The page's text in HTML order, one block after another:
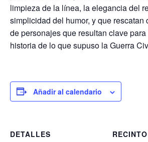
limpieza de la línea, la elegancia del
simplicidad del humor, y que
de personajes que resultan clave
historia de lo que supuso la Guerra
Añadir al calendario
DETALLES
RECINTO